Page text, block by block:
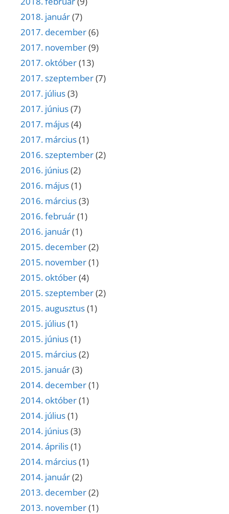
2018. január(7)
2017. december(6)
2017. november(9)
2017. október(13)
2017. szeptember(7)
2017. július(3)
2017. június(7)
2017. május(4)
2017. március(1)
2016. szeptember(2)
2016. június(2)
2016. május(1)
2016. március(3)
2016. február(1)
2016. január(1)
2015. december(2)
2015. november(1)
2015. október(4)
2015. szeptember(2)
2015. augusztus(1)
2015. július(1)
2015. június(1)
2015. március(2)
2015. január(3)
2014. december(1)
2014. október(1)
2014. július(1)
2014. június(3)
2014. április(1)
2014. március(1)
2014. január(2)
2013. december(2)
2013. november(1)